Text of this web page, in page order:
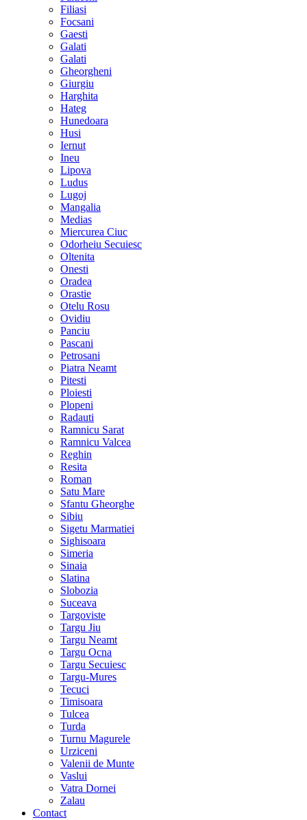
Filiasi
Focsani
Gaesti
Galati
Galati
Gheorgheni
Giurgiu
Harghita
Hateg
Hunedoara
Husi
Iernut
Ineu
Lipova
Ludus
Lugoj
Mangalia
Medias
Miercurea Ciuc
Odorheiu Secuiesc
Oltenita
Onesti
Oradea
Orastie
Otelu Rosu
Ovidiu
Panciu
Pascani
Petrosani
Piatra Neamt
Pitesti
Ploiesti
Plopeni
Radauti
Ramnicu Sarat
Ramnicu Valcea
Reghin
Resita
Roman
Satu Mare
Sfantu Gheorghe
Sibiu
Sigetu Marmatiei
Sighisoara
Simeria
Sinaia
Slatina
Slobozia
Suceava
Targoviste
Targu Jiu
Targu Neamt
Targu Ocna
Targu Secuiesc
Targu-Mures
Tecuci
Timisoara
Tulcea
Turda
Turnu Magurele
Urziceni
Valenii de Munte
Vaslui
Vatra Dornei
Zalau
Contact